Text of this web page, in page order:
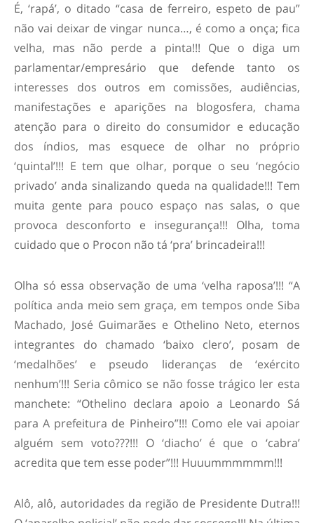
É, ‘rapá’, o ditado “casa de ferreiro, espeto de pau”
não vai deixar de vingar nunca…, é como a onça; fica
velha, mas não perde a pinta!!! Que o diga um
parlamentar/empresário que defende tanto os
interesses dos outros em comissões, audiências,
manifestações e aparições na blogosfera, chama
atenção para o direito do consumidor e educação
dos índios, mas esquece de olhar no próprio
‘quintal’!!! E tem que olhar, porque o seu ‘negócio
privado’ anda sinalizando queda na qualidade!!! Tem
muita gente para pouco espaço nas salas, o que
provoca desconforto e insegurança!!! Olha, toma
cuidado que o Procon não tá ‘pra’ brincadeira!!!
Olha só essa observação de uma ‘velha raposa’!!! “A
política anda meio sem graça, em tempos onde Siba
Machado, José Guimarães e Othelino Neto, eternos
integrantes do chamado ‘baixo clero’, posam de
‘medalhões’ e pseudo lideranças de ‘exército
nenhum’!!! Seria cômico se não fosse trágico ler esta
manchete: “Othelino declara apoio a Leonardo Sá
para A prefeitura de Pinheiro”!!! Como ele vai apoiar
alguém sem voto???!!! O ‘diacho’ é que o ‘cabra’
acredita que tem esse poder”!!! Huuummmmmm!!!
Alô, alô, autoridades da região de Presidente Dutra!!!